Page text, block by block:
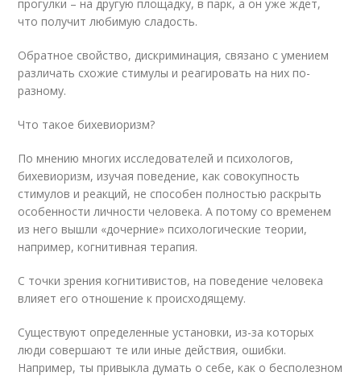
прогулки – на другую площадку, в парк, а он уже ждет,
что получит любимую сладость.
Обратное свойство, дискриминация, связано с умением
различать схожие стимулы и реагировать на них по-
разному.
Что такое бихевиоризм?
По мнению многих исследователей и психологов,
бихевиоризм, изучая поведение, как совокупность
стимулов и реакций, не способен полностью раскрыть
особенности личности человека. А потому со временем
из него вышли «дочерние» психологические теории,
например, когнитивная терапия.
С точки зрения когнитивистов, на поведение человека
влияет его отношение к происходящему.
Существуют определенные установки, из-за которых
люди совершают те или иные действия, ошибки.
Например, ты привыкла думать о себе, как о бесполезном